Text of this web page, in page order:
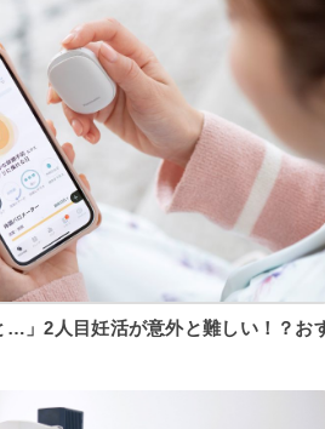
…」2人目妊活が意外と難しい！？お